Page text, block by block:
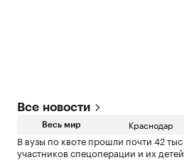
Все новости
Весь мир Краснодар
В вузы по квоте прошли почти 42 тыс
участников спецоперации и их детей